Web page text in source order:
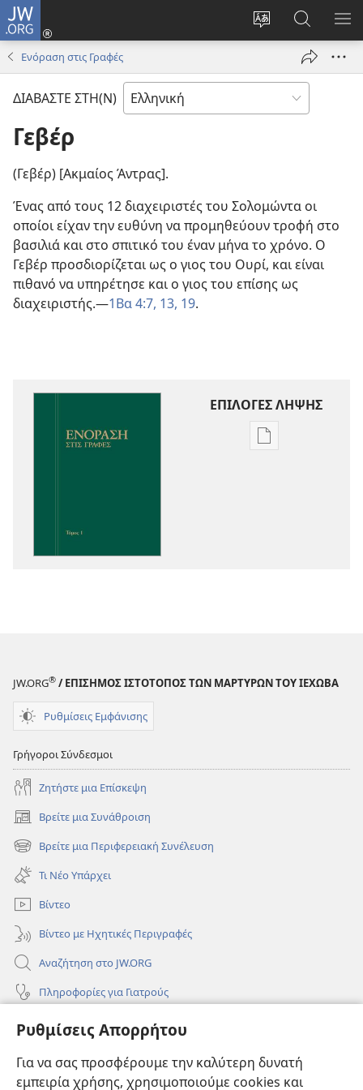
Ρυθμίσεις Απορρήτου
Για να σας προσφέρουμε την καλύτερη δυνατή
εμπειρία χρήσης, χρησιμοποιούμε cookies και
JW.ORG
Αλλαγή
γλώσσας
ιστότοπου
Σύνδεση
(ανοίγει
παράθυρο)
στο
JW.ORG
Ενόραση στις Γραφές
ΔΙΑΒΑΣΤΕ ΣΤΗ(Ν)
Γεβέρ
(Γεβέρ) [Ακμαίος Άντρας].
Ένας από τους 12 διαχειριστές του Σολομώντα οι
οποίοι είχαν την ευθύνη να προμηθεύουν τροφή στο
βασιλιά και στο σπιτικό του έναν μήνα το χρόνο. Ο
Γεβέρ προσδιορίζεται ως ο γιος του Ουρί, και είναι
πιθανό να υπηρέτησε και ο γιος του επίσης ως
διαχειριστής.—1Βα 4:7, 13, 19.
ΕΠΙΛΟΓΕΣ ΛΗΨΗΣ
Επιλογές
JW.ORG® / ΕΠΙΣΗΜΟΣ ΙΣΤΟΤΟΠΟΣ ΤΩΝ ΜΑΡΤΥΡΩΝ ΤΟΥ ΙΕΧΩΒΑ
Ρυθμίσεις Εμφάνισης
Γρήγοροι Σύνδεσμοι
Ζητήστε μια Επίσκεψη
Βρείτε μια Συνάθροιση
(ανοίγει
νέο
παράθυρο)
Βρείτε μια Περιφερειακή Συνέλευση
(ανοίγει
νέο
παράθυρο)
Τι Νέο Υπάρχει
Βίντεο
Βίντεο με Ηχητικές Περιγραφές
Αναζήτηση στο JW.ORG
Πληροφορίες για Γιατρούς
Πληροφορίες για Επίσημους Φορείς και ΜΜΕ